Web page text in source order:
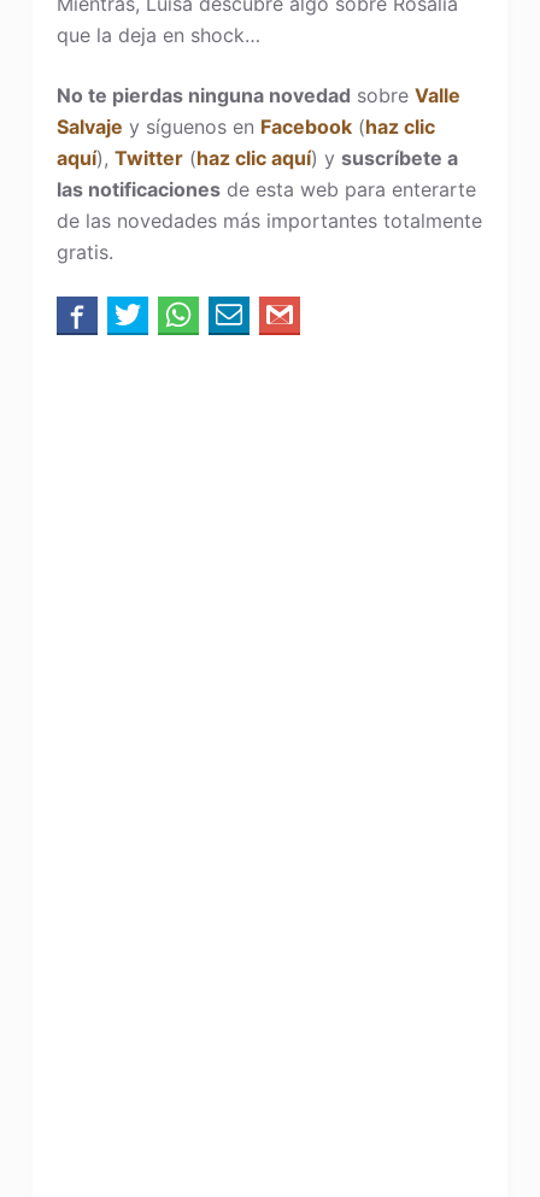
que la deja en shock…
No te pierdas ninguna novedad sobre Valle
Salvaje y síguenos en Facebook(haz clic
aquí), Twitter(haz clic aquí) y suscríbete a
las notificacionesde esta web para enterarte
de las novedades más importantes totalmente
gratis.